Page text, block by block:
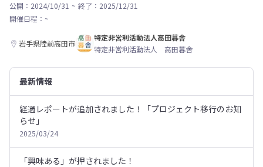
公開：2024/10/31 ~ 終了：2025/12/31
開催日程： ~
岩手県陸前高田市
特定非営利活動法人高田暮舎
特定非営利活動法人 高田暮舎
最新情報
経過レポートが追加されました！「プロジェクト移行のお知
らせ」
2025/03/24
「興味ある」が押されました！